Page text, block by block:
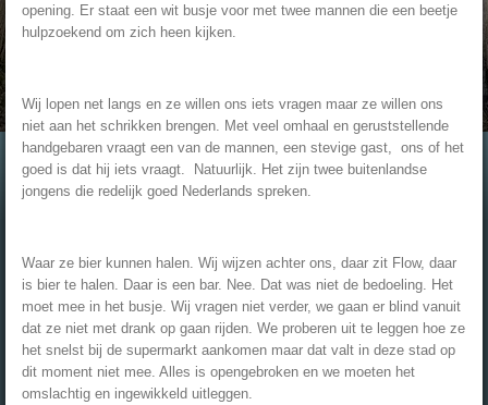
opening. Er staat een wit busje voor met twee mannen die een beetje
hulpzoekend om zich heen kijken.
Wij lopen net langs en ze willen ons iets vragen maar ze willen ons
niet aan het schrikken brengen. Met veel omhaal en geruststellende
handgebaren vraagt een van de mannen, een stevige gast, ons of het
goed is dat hij iets vraagt. Natuurlijk. Het zijn twee buitenlandse
jongens die redelijk goed Nederlands spreken.
Waar ze bier kunnen halen. Wij wijzen achter ons, daar zit Flow, daar
is bier te halen. Daar is een bar. Nee. Dat was niet de bedoeling. Het
moet mee in het busje. Wij vragen niet verder, we gaan er blind vanuit
dat ze niet met drank op gaan rijden. We proberen uit te leggen hoe ze
het snelst bij de supermarkt aankomen maar dat valt in deze stad op
dit moment niet mee. Alles is opengebroken en we moeten het
omslachtig en ingewikkeld uitleggen.